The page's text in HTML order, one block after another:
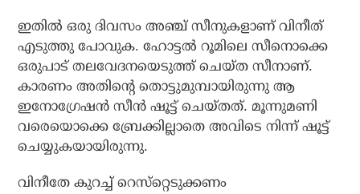
ഇതില്‍ ഒരു ദിവസം അഞ്ച് സീനുകളാണ് വിനീത്
എടുത്തു പോവുക. ഹോട്ടല്‍ റൂമിലെ സീനൊക്കെ
ഒരുപാട് തലവേദനയെടുത്ത് ചെയ്ത സീനാണ്.
കാരണം അതിന്റെ തൊട്ടുമുമ്പായിരുന്നു ആ
ഇനോഗ്രേഷന്‍ സീന്‍ ഷൂട്ട് ചെയ്തത്. മൂന്നുമണി
വരെയൊക്കെ ബ്രേക്കില്ലാതെ അവിടെ നിന്ന് ഷൂട്ട്
ചെയ്യുകയായിരുന്നു.
വിനീതേ കുറച്ച് റെസ്‌റ്റെടുക്കണം